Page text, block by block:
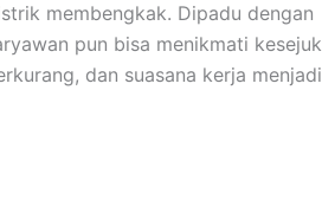
membengkak. Dipadu dengan
pun bisa menikmati
dan suasana kerja